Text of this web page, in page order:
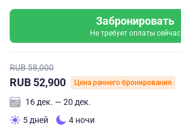
Забронировать
Не требует оплаты сейчас
RUB 58,000
RUB 52,900 Цена раннего бронирования
16 дек. — 20 дек.
5 дней
4 ночи